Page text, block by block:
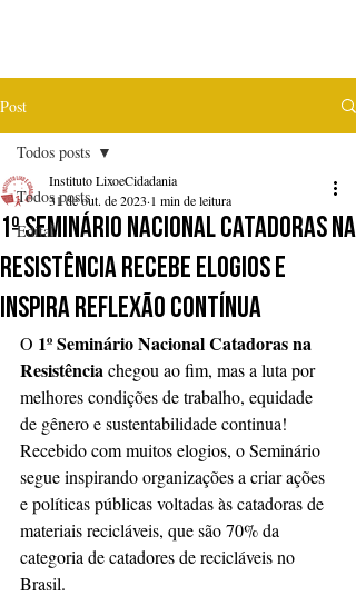
Post
Todos posts
Edital
Todos posts
1º Seminário Nacional Catadoras na
Resistência recebe elogios e
inspira reflexão contínua
Instituto LixoeCidadania
31 de out. de 2023 1 min de leitura
O 1º Seminário Nacional Catadoras na
Resistência chegou ao fim, mas a luta por
melhores condições de trabalho, equidade
de gênero e sustentabilidade continua!
Recebido com muitos elogios, o Seminário
segue inspirando organizações a criar ações
e políticas públicas voltadas às catadoras de
materiais recicláveis, que são 70% da
categoria de catadores de recicláveis no
Brasil.